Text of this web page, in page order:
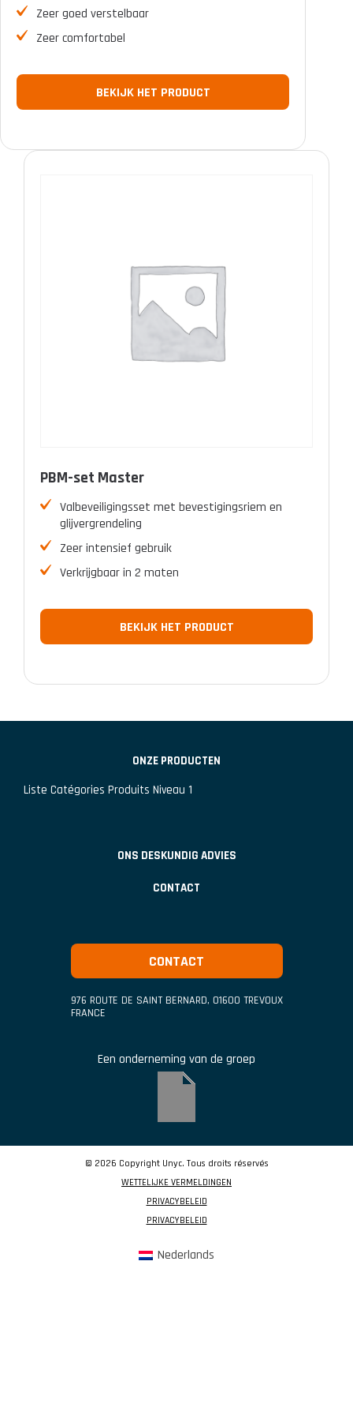
Zeer goed verstelbaar
Zeer comfortabel
BEKIJK HET PRODUCT
PBM-set Master
Valbeveiligingsset met bevestigingsriem en
glijvergrendeling
Zeer intensief gebruik
Verkrijgbaar in 2 maten
BEKIJK HET PRODUCT
ONZE PRODUCTEN
Liste Catégories Produits Niveau 1
ONS DESKUNDIG ADVIES
CONTACT
CONTACT
976 ROUTE DE SAINT BERNARD, 01600 TREVOUX
FRANCE
Een onderneming van de groep
© 2026 Copyright Unyc. Tous droits réservés
WETTELIJKE VERMELDINGEN
PRIVACYBELEID
PRIVACYBELEID
Nederlands